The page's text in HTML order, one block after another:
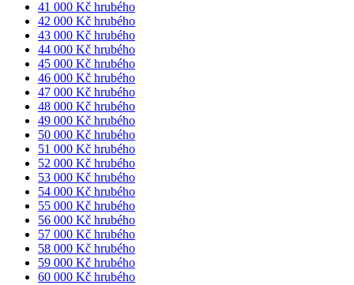
41 000 Kč hrubého
42 000 Kč hrubého
43 000 Kč hrubého
44 000 Kč hrubého
45 000 Kč hrubého
46 000 Kč hrubého
47 000 Kč hrubého
48 000 Kč hrubého
49 000 Kč hrubého
50 000 Kč hrubého
51 000 Kč hrubého
52 000 Kč hrubého
53 000 Kč hrubého
54 000 Kč hrubého
55 000 Kč hrubého
56 000 Kč hrubého
57 000 Kč hrubého
58 000 Kč hrubého
59 000 Kč hrubého
60 000 Kč hrubého